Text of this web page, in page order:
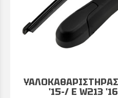
ΥΑΛΟΚΑΘΑΡΙΣΤΗΡΑΣ
'15-/ E W213